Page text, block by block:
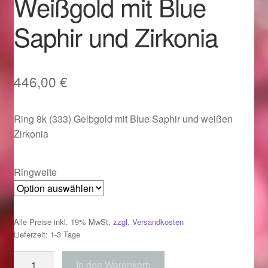
Im Gedenken an
Impressum
Karneval 2015 – Schmuck zu Fasching & Co.
Karneval 2020 – Schmuck zu Fasching & Co.
Kasse
Liefer- und Versandkosten
Magisches und Festliches zu Halloween
Saphir und Zirkonia
446,00 €
Ring 8k (333) Gelbgold mit Blue Saphir und weißen
Zirkonia
Ringweite
Alle Preise inkl. 19% MwSt. zzgl. Versandkosten
Lieferzeit: 1-3 Tage
In den Warenkorb